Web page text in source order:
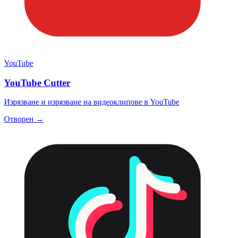
YouTube
YouTube Cutter
Изрязване и изрязване на видеоклипове в YouTube
Отворен →